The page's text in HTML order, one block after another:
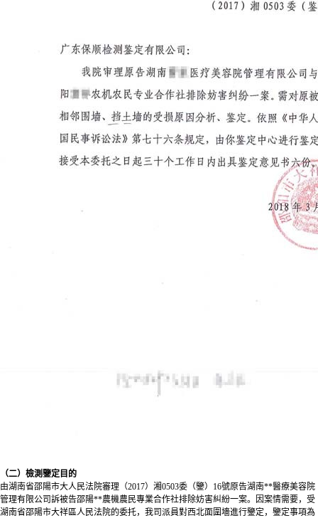
（二）檢測鑒定目的
由湖南省邵陽市大人民法院審理（2017）湘0503委（鑒）16號原告湖南**醫療美容院
管理有限公司訴被告邵陽**農機農民專業合作社排除妨害糾紛一案。因案情需要，受
湖南省邵陽市大祥區人民法院的委托，我司派員對西北面圍墻進行鑒定，鑒定事項為